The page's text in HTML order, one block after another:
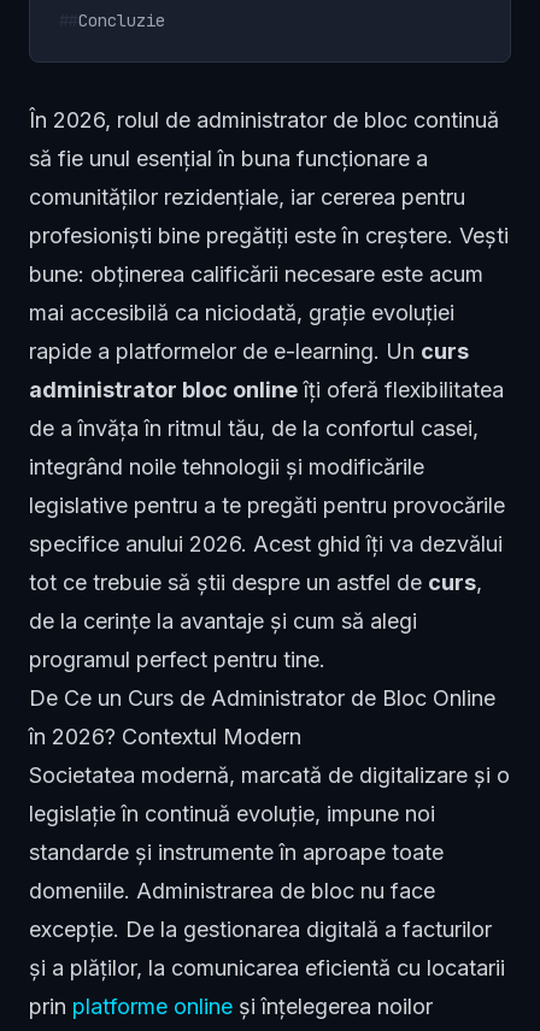
Concluzie
În 2026, rolul de administrator de bloc continuă
să fie unul esențial în buna funcționare a
comunităților rezidențiale, iar cererea pentru
profesioniști bine pregătiți este în creștere. Vești
bune: obținerea calificării necesare este acum
mai accesibilă ca niciodată, grație evoluției
rapide a platformelor de e-learning. Un curs
administrator bloc onlineîți oferă flexibilitatea
de a învăța în ritmul tău, de la confortul casei,
integrând noile tehnologii și modificările
legislative pentru a te pregăti pentru provocările
specifice anului 2026. Acest ghid îți va dezvălui
tot ce trebuie să știi despre un astfel de curs,
de la cerințe la avantaje și cum să alegi
programul perfect pentru tine.
De Ce un Curs de Administrator de Bloc Online
în 2026? Contextul Modern
Societatea modernă, marcată de digitalizare și o
legislație în continuă evoluție, impune noi
standarde și instrumente în aproape toate
domeniile. Administrarea de bloc nu face
excepție. De la gestionarea digitală a facturilor
și a plăților, la comunicarea eficientă cu locatarii
prin platforme online și înțelegerea noilor